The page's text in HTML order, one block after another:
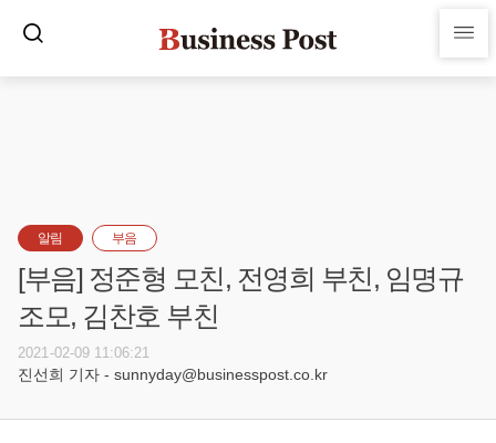
알림 부음
[부음] 정준형 모친, 전영희 부친, 임명규
조모, 김찬호 부친
2021-02-09 11:06:21
진선희 기자 - sunnyday@businesspost.co.kr